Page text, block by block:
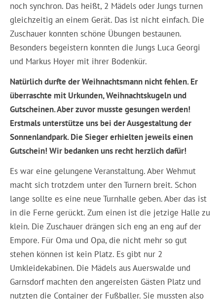
noch synchron. Das heißt, 2 Mädels oder Jungs turnen
gleichzeitig an einem Gerät. Das ist nicht einfach. Die
Zuschauer konnten schöne Übungen bestaunen.
Besonders begeistern konnten die Jungs Luca Georgi
und Markus Hoyer mit ihrer Bodenkür.
Natürlich durfte der Weihnachtsmann nicht fehlen. Er
überraschte mit Urkunden, Weihnachtskugeln und
Gutscheinen. Aber zuvor musste gesungen werden!
Erstmals unterstütze uns bei der Ausgestaltung der
Sonnenlandpark. Die Sieger erhielten jeweils einen
Gutschein! Wir bedanken uns recht herzlich dafür!
Es war eine gelungene Veranstaltung. Aber Wehmut
macht sich trotzdem unter den Turnern breit. Schon
lange sollte es eine neue Turnhalle geben. Aber das ist
in die Ferne gerückt. Zum einen ist die jetzige Halle zu
klein. Die Zuschauer drängen sich eng an eng auf der
Empore. Für Oma und Opa, die nicht mehr so gut
stehen können ist kein Platz. Es gibt nur 2
Umkleidekabinen. Die Mädels aus Auerswalde und
Garnsdorf machten den angereisten Gästen Platz und
nutzten die Container der Fußballer. Sie mussten also